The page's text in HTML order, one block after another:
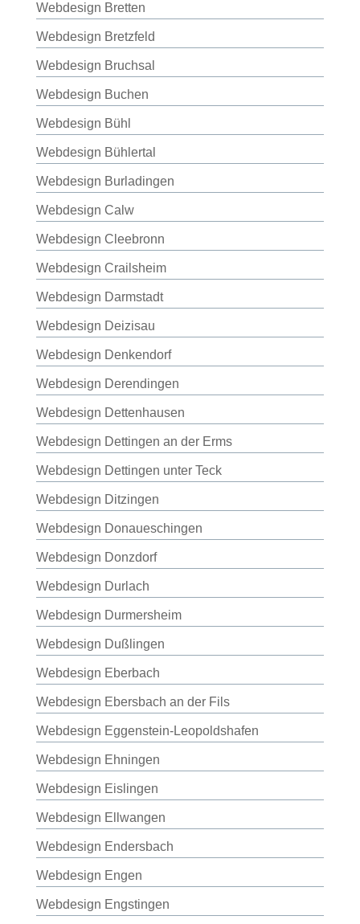
Webdesign Bretten
Webdesign Bretzfeld
Webdesign Bruchsal
Webdesign Buchen
Webdesign Bühl
Webdesign Bühlertal
Webdesign Burladingen
Webdesign Calw
Webdesign Cleebronn
Webdesign Crailsheim
Webdesign Darmstadt
Webdesign Deizisau
Webdesign Denkendorf
Webdesign Derendingen
Webdesign Dettenhausen
Webdesign Dettingen an der Erms
Webdesign Dettingen unter Teck
Webdesign Ditzingen
Webdesign Donaueschingen
Webdesign Donzdorf
Webdesign Durlach
Webdesign Durmersheim
Webdesign Dußlingen
Webdesign Eberbach
Webdesign Ebersbach an der Fils
Webdesign Eggenstein-Leopoldshafen
Webdesign Ehningen
Webdesign Eislingen
Webdesign Ellwangen
Webdesign Endersbach
Webdesign Engen
Webdesign Engstingen